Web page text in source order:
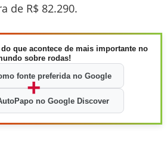
de R$ 82.290.
do que acontece de mais importante no
sobre rodas!
fonte preferida no Google
+
no Google Discover